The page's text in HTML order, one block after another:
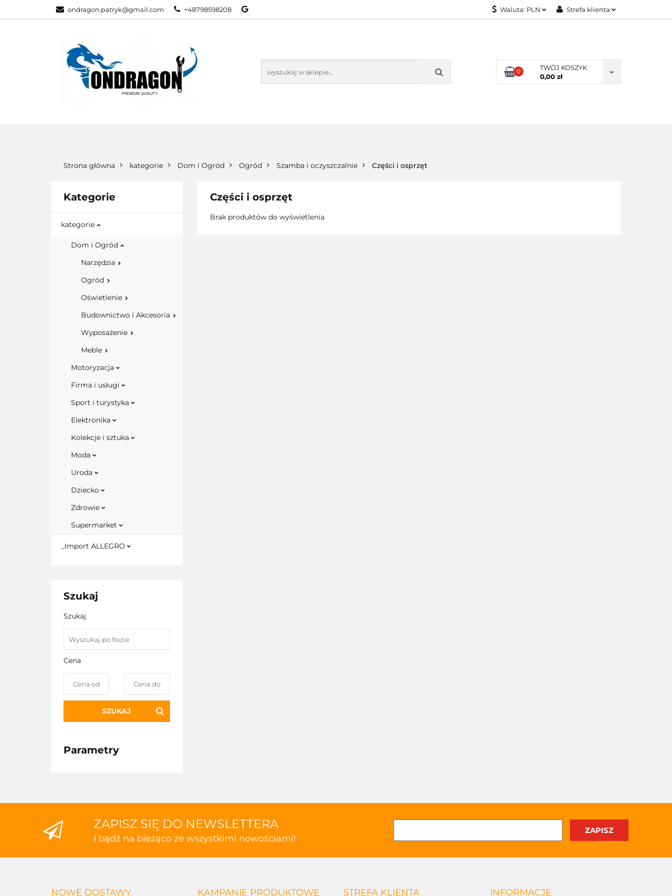
ondragon.patryk@gmail.com +48798598208 Waluta: PLN Strefa klienta
Dodaj zgłoszenie
Zgody cookies
0
TWÓJ KOSZYK
0,00 zł
KATEGORIE NOWOŚCI KONTAKT
Strona główna kategorie Dom i Ogród Ogród Szamba i oczyszczalnie Części i osprzęt
Kategorie
kategorie
Dom i Ogród
Narzędzia
Ogród
Oświetlenie
Budownictwo i Akcesoria
Wyposażenie
Meble
Motoryzacja
Firma i usługi
Sport i turystyka
Elektronika
Kolekcje i sztuka
Moda
Uroda
Dziecko
Zdrowie
Supermarket
_Import ALLEGRO
Szukaj
Szukaj
Cena
SZUKAJ
Parametry
Części i osprzęt
Brak produktów do wyświetlenia
ZAPISZ SIĘ DO NEWSLETTERA
I bądź na bieżąco ze wszystkimi nowościami!
NOWE DOSTAWY KAMPANIE PRODUKTOWE STREFA KLIENTA INFORMACJE